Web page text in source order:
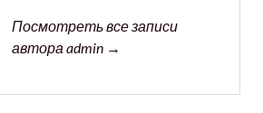
Посмотреть все записи
автора admin →